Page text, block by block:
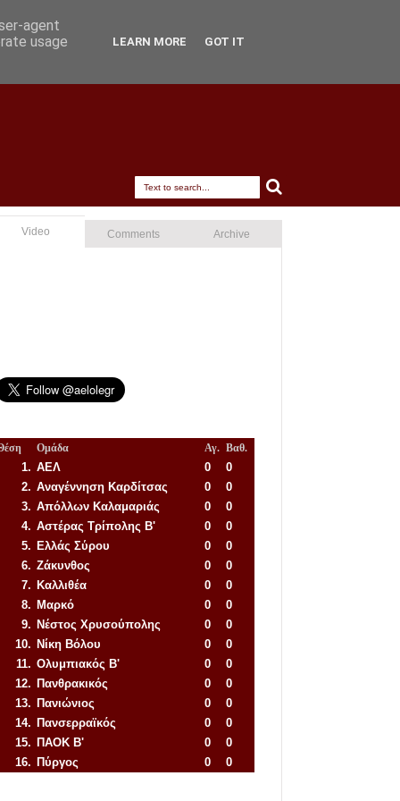
Video Comments Archive
Ομάδα Αγ. Βαθ.
1. ΑΕΛ 0
0
2. Αναγέννηση Καρδίτσας 0
0
3. Απόλλων Καλαμαριάς 0
0
4. Αστέρας Τρίπολης Β' 0
0
5. Ελλάς Σύρου 0
0
6. Ζάκυνθος 0
0
7. Καλλιθέα 0
0
8. Μαρκό 0
0
9. Νέστος Χρυσούπολης 0
0
10. Νίκη Βόλου 0
0
11. Ολυμπιακός Β' 0
0
12. Πανθρακικός 0
0
13. Πανιώνιος 0
0
14. Πανσερραϊκός 0
0
15. ΠΑΟΚ Β' 0
0
16. Πύργος 0
0
agent
usage
LEARN MORE GOT IT